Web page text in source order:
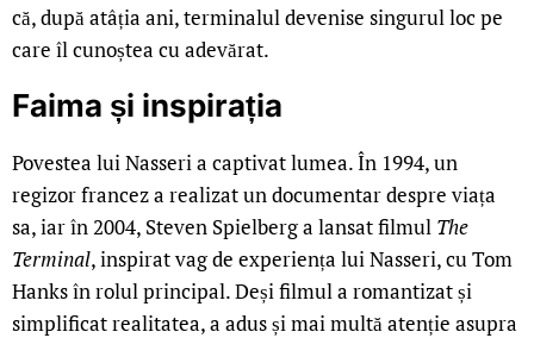
că, după atâția ani, terminalul devenise singurul loc pe
care îl cunoștea cu adevărat.
Faima și inspirația
Povestea lui Nasseri a captivat lumea. În 1994, un
regizor francez a realizat un documentar despre viața
sa, iar în 2004, Steven Spielberg a lansat filmul The
Terminal, inspirat vag de experiența lui Nasseri, cu Tom
Hanks în rolul principal. Deși filmul a romantizat și
simplificat realitatea, a adus și mai multă atenție asupra